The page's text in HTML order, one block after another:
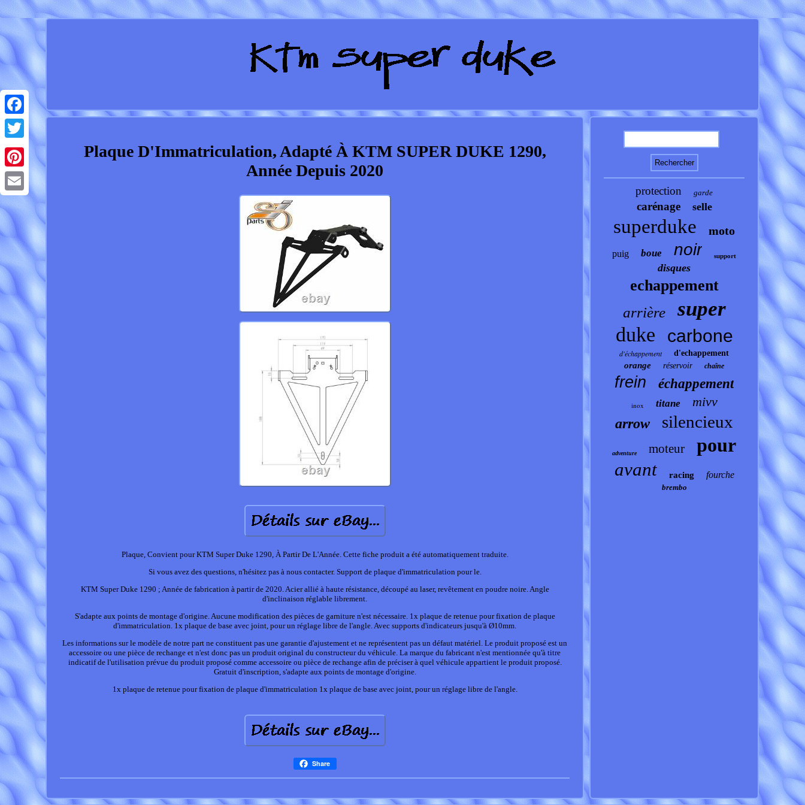
Facebook
Twitter
Pinterest
Email
Plaque D'Immatriculation, Adapté À KTM SUPER DUKE 1290,
Année Depuis 2020
Plaque, Convient pour KTM Super Duke 1290, À Partir De L'Année. Cette fiche produit a été automatiquement traduite.
Si vous avez des questions, n'hésitez pas à nous contacter. Support de plaque d'immatriculation pour le.
KTM Super Duke 1290 ; Année de fabrication à partir de 2020. Acier allié à haute résistance, découpé au laser, revêtement en poudre noire. Angle
d'inclinaison réglable librement.
S'adapte aux points de montage d'origine. Aucune modification des pièces de garniture n'est nécessaire. 1x plaque de retenue pour fixation de plaque
d'immatriculation. 1x plaque de base avec joint, pour un réglage libre de l'angle. Avec supports d'indicateurs jusqu'à Ø10mm.
Les informations sur le modèle de notre part ne constituent pas une garantie d'ajustement et ne représentent pas un défaut matériel. Le produit proposé est un
accessoire ou une pièce de rechange et n'est donc pas un produit original du constructeur du véhicule. La marque du fabricant n'est mentionnée qu'à titre
indicatif de l'utilisation prévue du produit proposé comme accessoire ou pièce de rechange afin de préciser à quel véhicule appartient le produit proposé.
Gratuit d'inscription, s'adapte aux points de montage d'origine.
1x plaque de retenue pour fixation de plaque d'immatriculation 1x plaque de base avec joint, pour un réglage libre de l'angle.
Share
protection garde
carénage selle
superduke moto
puig boue noir support
disques
echappement
arrière super
duke carbone
d'échappement d'echappement
orange réservoir chaîne
frein échappement
inox titane mivv
arrow silencieux
adventure moteur pour
avant racing fourche
brembo